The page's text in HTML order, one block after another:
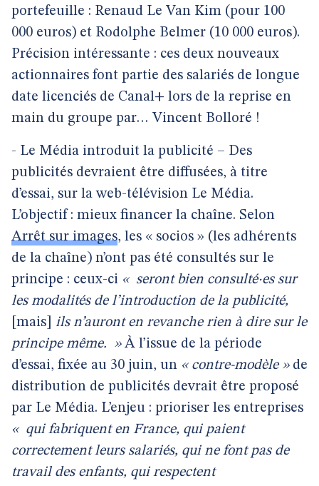
portefeuille : Renaud Le Van Kim (pour 100
000 euros) et Rodolphe Belmer (10 000 euros).
Précision intéressante : ces deux nouveaux
actionnaires font partie des salariés de longue
date licenciés de Canal+ lors de la reprise en
main du groupe par… Vincent Bolloré !
- Le Média introduit la publicité – Des
publicités devraient être diffusées, à titre
d’essai, sur la web-télévision Le Média.
L’objectif : mieux financer la chaîne. Selon
Arrêt sur images, les « socios » (les adhérents
de la chaîne) n’ont pas été consultés sur le
principe : ceux-ci « seront bien consulté·es sur
les modalités de l’introduction de la publicité,
[mais] ils n’auront en revanche rien à dire sur le
principe même. »À l’issue de la période
d’essai, fixée au 30 juin, un « contre-modèle »de
distribution de publicités devrait être proposé
par Le Média. L’enjeu : prioriser les entreprises
« qui fabriquent en France, qui paient
correctement leurs salariés, qui ne font pas de
travail des enfants, qui respectent